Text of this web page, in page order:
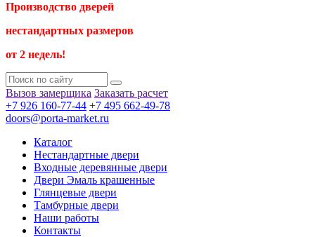
Производство дверей
нестандартных размеров
от 2 недель!
Вызов замерщика Заказать расчет
+7 926 160-77-44 +7 495 662-49-78
doors@porta-market.ru
Каталог
Нестандартные двери
Входные деревянные двери
Двери Эмаль крашенные
Глянцевые двери
Тамбурные двери
Наши работы
Контакты